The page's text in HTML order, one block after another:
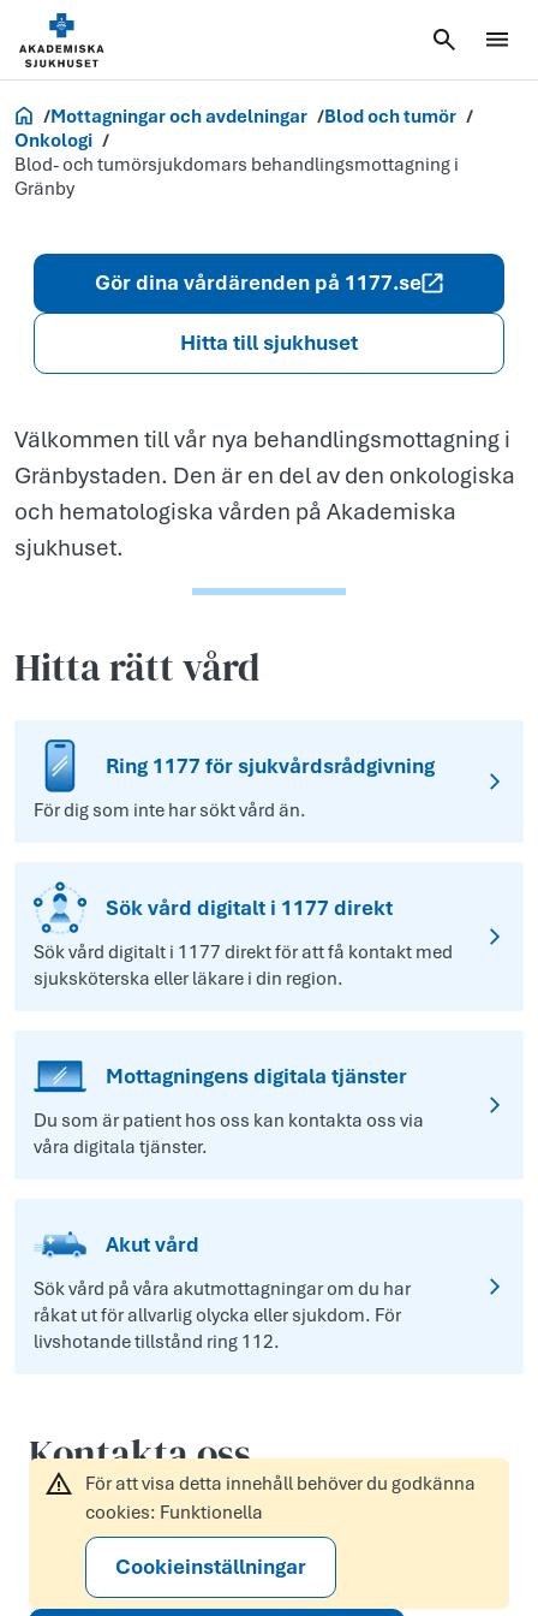
Akademiska.se
Mottagningar och avdelningar
Blod och tumör
Onkologi
Blod- och tumörsjukdomars behandlingsmottagning i
Gränby
Gör dina vårdärenden på 1177.se
Hitta till sjukhuset
Välkommen till vår nya behandlingsmottagning i
Gränbystaden. Den är en del av den onkologiska
och hematologiska vården på Akademiska
sjukhuset.
Hitta rätt vård
Ring 1177 för sjukvårdsrådgivning
För dig som inte har sökt vård än.
Sök vård digitalt i 1177 direkt
Sök vård digitalt i 1177 direkt för att få kontakt med
sjuksköterska eller läkare i din region.
Mottagningens digitala tjänster
Du som är patient hos oss kan kontakta oss via
våra digitala tjänster.
Akut vård
Sök vård på våra akutmottagningar om du har
råkat ut för allvarlig olycka eller sjukdom. För
livshotande tillstånd ring 112.
Kontakta oss
För att visa detta innehåll behöver du godkänna
cookies: Funktionella
Cookieinställningar